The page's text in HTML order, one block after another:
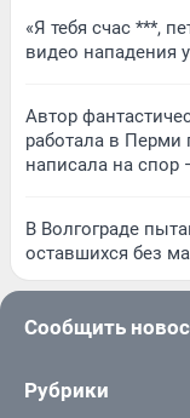
«Я тебя счас ***,
видео нападения
Автор
работала в Перми
написала на спор
В Волгограде
оставшихся без
Сообщить
Рубрики